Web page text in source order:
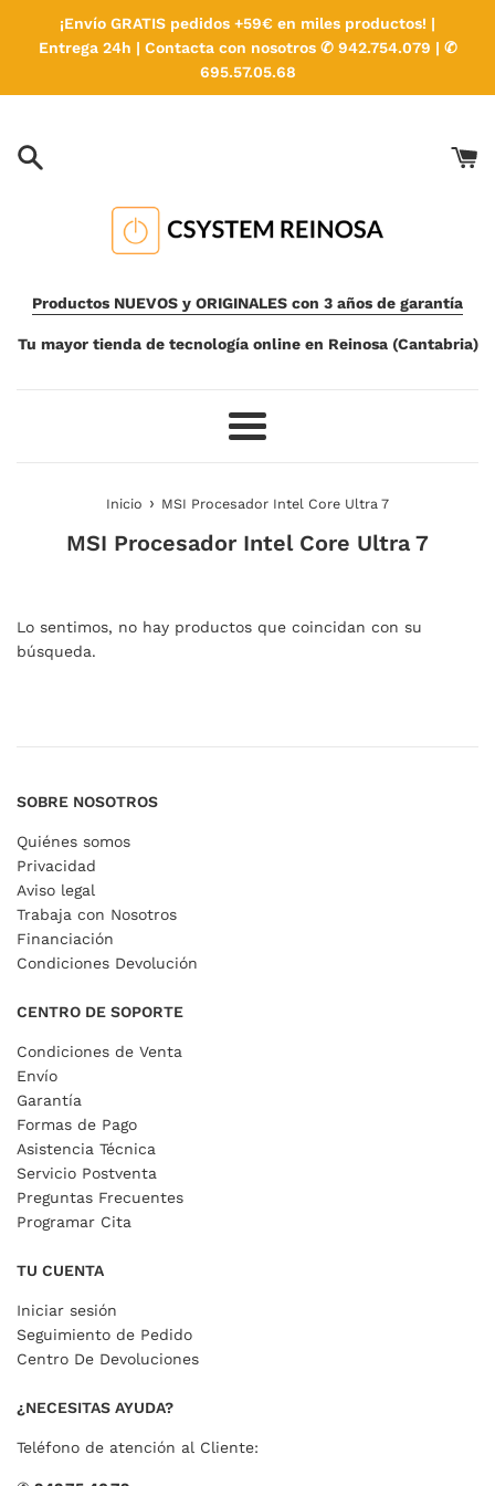
directamente
¡Envío GRATIS pedidos +59€ en miles productos! |
Entrega 24h | Contacta con nosotros ✆ 942.754.079 | ✆
695.57.05.68
Productos NUEVOS y ORIGINALES con 3 años de garantía
Tu mayor tienda de tecnología online en Reinosa (Cantabria)
Más
Inicio › MSI Procesador Intel Core Ultra 7
MSI Procesador Intel Core Ultra 7
Lo sentimos, no hay productos que coincidan con su
búsqueda.
SOBRE NOSOTROS
Quiénes somos
Privacidad
Aviso legal
Trabaja con Nosotros
Financiación
Condiciones Devolución
CENTRO DE SOPORTE
Condiciones de Venta
Envío
Garantía
Formas de Pago
Asistencia Técnica
Servicio Postventa
Preguntas Frecuentes
Programar Cita
TU CUENTA
Iniciar sesión
Seguimiento de Pedido
Centro De Devoluciones
¿NECESITAS AYUDA?
Teléfono de atención al Cliente: